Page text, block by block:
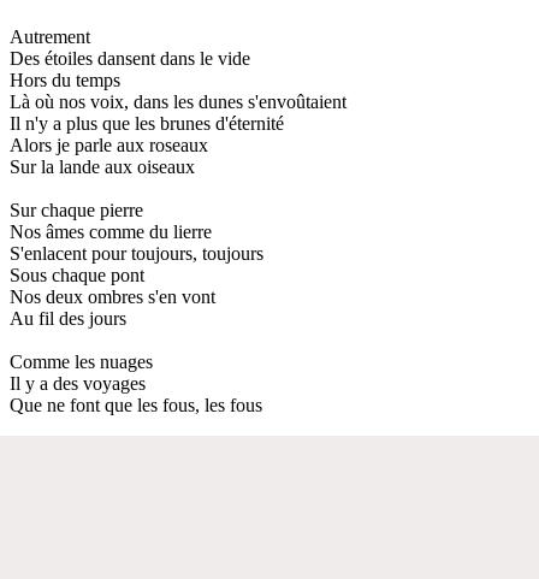
Autrement
Des étoiles dansent dans le vide
Hors du temps
Là où nos voix, dans les dunes s'envoûtaient
Il n'y a plus que les brunes d'éternité
Alors je parle aux roseaux
Sur la lande aux oiseaux
Sur chaque pierre
Nos âmes comme du lierre
S'enlacent pour toujours, toujours
Sous chaque pont
Nos deux ombres s'en vont
Au fil des jours
Comme les nuages
Il y a des voyages
Que ne font que les fous, les fous